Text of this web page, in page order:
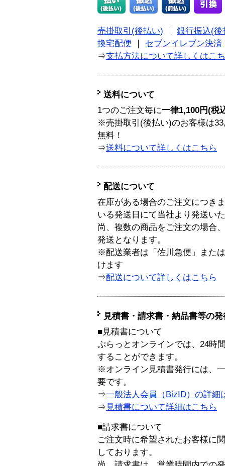
売掛取引(後払い)
銀行振込(後
換宅配便
セブンイレブン決済
⇒支払方法について詳しくはこ
送料について
1つのご注文毎に一律1,100円(税
※売掛取引(後払い)のお客様は
無料！
⇒送料について詳しくはこちら
配送について
在庫がある場合のご注文につき
いる発送日にて当社より発送い
尚、複数の商品をご注文の場合
発送となります。
※配送業者は「佐川急便」また
けます
⇒配送について詳しくはこちら
見積書・請求書・納品書等の
■見積書について
ぷらっとオンラインでは、24時
することができます。
※オンライン見積書発行には、
要です。
⇒一般法人会員（BizID）の詳細
⇒ 見積書について詳細はこちら
■請求書について
ご注文時に希望されたお客様に
しております。